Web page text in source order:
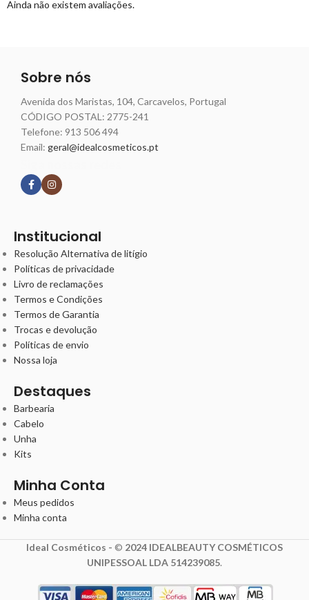
Ainda não existem avaliações.
Sobre nós
Avenida dos Maristas, 104, Carcavelos, Portugal
CÓDIGO POSTAL: 2775-241
Telefone: 913 506 494
Email: geral@idealcosmeticos.pt
Institucional
Resolução Alternativa de litígio
Políticas de privacidade
Livro de reclamações
Termos e Condições
Termos de Garantia
Trocas e devolução
Políticas de envio
Nossa loja
Destaques
Barbearia
Cabelo
Unha
Kits
Minha Conta
Meus pedidos
Minha conta
Ideal Cosméticos - © 2024 IDEALBEAUTY COSMÉTICOS
UNIPESSOAL LDA 514239085.